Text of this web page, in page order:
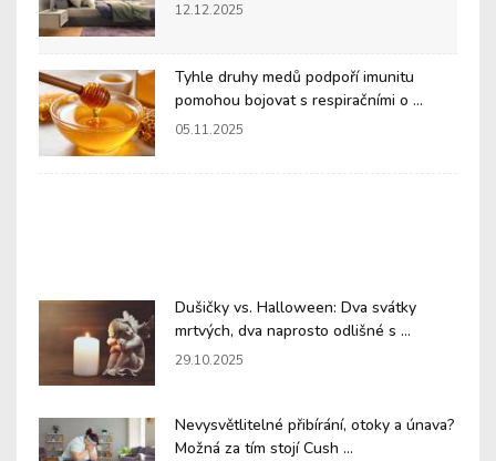
12.12.2025
Tyhle druhy medů podpoří imunitu
pomohou bojovat s respiračními o ...
05.11.2025
Dušičky vs. Halloween: Dva svátky
mrtvých, dva naprosto odlišné s ...
29.10.2025
Nevysvětlitelné přibírání, otoky a únava?
Možná za tím stojí Cush ...